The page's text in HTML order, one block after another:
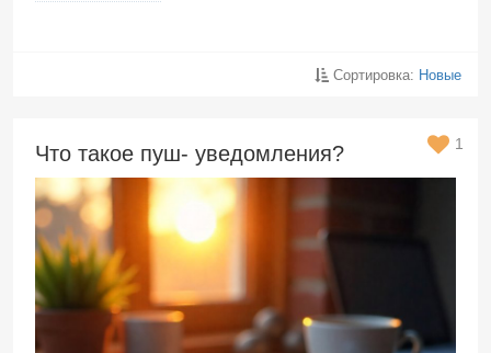
Сортировка: Новые
Что такое пуш- уведомления? 1